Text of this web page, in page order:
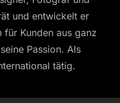
und entwickelt er
für Kunden aus ganz
Passion. Als
tätig.